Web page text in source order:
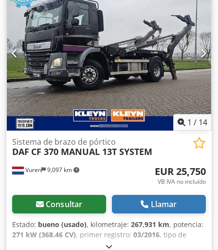
1 / 14
Vuren 9,097 km
Sistema de brazo de pórtico
DAF CF 370 MANUAL 13T SYSTEM
EUR 25,750
VB IVA no incluído
Consultar Llamar
Estado: bueno (usado), kilometraje: 267,931 km, potencia:
271 kW (368.46 CV), primer registro: 03/2016, tipo de
, tamaño del neumático: